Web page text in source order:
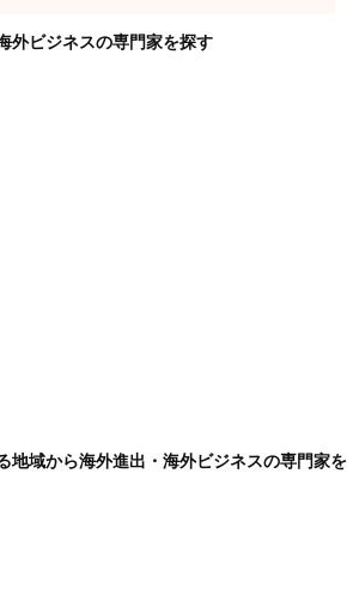
外ビジネスの専門家を探す
地域から海外進出・海外ビジネスの専門家を